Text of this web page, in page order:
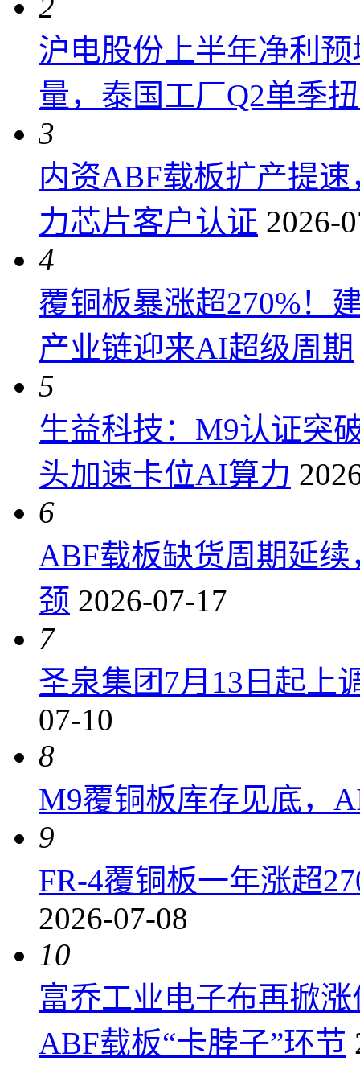
沪电股份上半年净利
量，泰国工厂Q2单季
3
内资ABF载板扩产提
力芯片客户认证 2026-
4
覆铜板暴涨超270%！
产业链迎来AI超级周期
5
生益科技：M9认证突
头加速卡位AI算力
6
ABF载板缺货周期延
颈 2026-07-17
7
圣泉集团7月13日起上
07-10
8
M9覆铜板库存见底，
9
FR-4覆铜板一年涨超
2026-07-08
10
富乔工业电子布再掀
ABF载板“卡脖子”环节